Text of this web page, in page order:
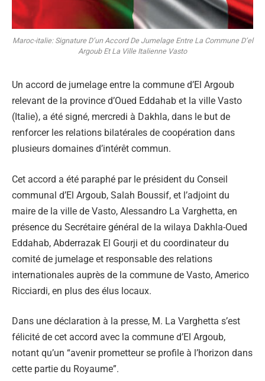
Maroc-italie: Signature D’un Accord De Jumelage Entre La Commune D’el
Argoub Et La Ville Italienne Vasto
Un accord de jumelage entre la commune d’El Argoub
relevant de la province d’Oued Eddahab et la ville Vasto
(Italie), a été signé, mercredi à Dakhla, dans le but de
renforcer les relations bilatérales de coopération dans
plusieurs domaines d’intérêt commun.
Cet accord a été paraphé par le président du Conseil
communal d’El Argoub, Salah Boussif, et l’adjoint du
maire de la ville de Vasto, Alessandro La Varghetta, en
présence du Secrétaire général de la wilaya Dakhla-Oued
Eddahab, Abderrazak El Gourji et du coordinateur du
comité de jumelage et responsable des relations
internationales auprès de la commune de Vasto, Americo
Ricciardi, en plus des élus locaux.
Dans une déclaration à la presse, M. La Varghetta s’est
félicité de cet accord avec la commune d’El Argoub,
notant qu’un “avenir prometteur se profile à l’horizon dans
cette partie du Royaume”.